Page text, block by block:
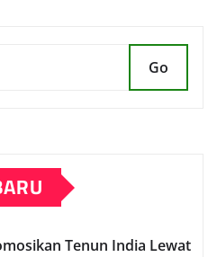
Go
Tenun India Lewat